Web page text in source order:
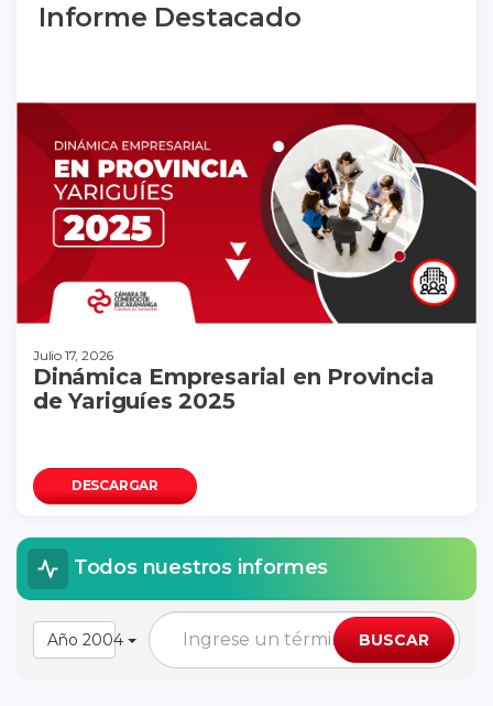
Informe Destacado
Julio 17, 2026
Dinámica Empresarial en Provincia
de Yariguíes 2025
DESCARGAR
Todos nuestros informes
Año 2004 BUSCAR